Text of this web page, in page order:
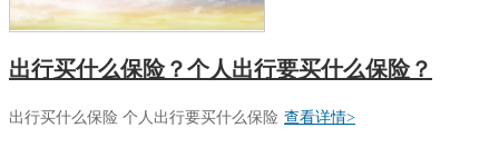
出行买什么保险？个人出行要买什么保险？
出行买什么保险 个人出行要买什么保险 查看详情>